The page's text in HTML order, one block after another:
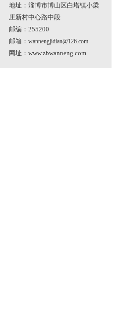
地址：淄博市博山区白塔镇小梁
庄新村中心路中段
邮编：255200
邮箱： wannengjidian@126.com
网址： www.zbwanneng.com